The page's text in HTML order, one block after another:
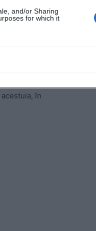
and/or Sharing
for which it
partid
care i-a
în mediile de
în